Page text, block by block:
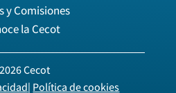
y Comisiones
la Cecot
Cecot
| Política de cookies